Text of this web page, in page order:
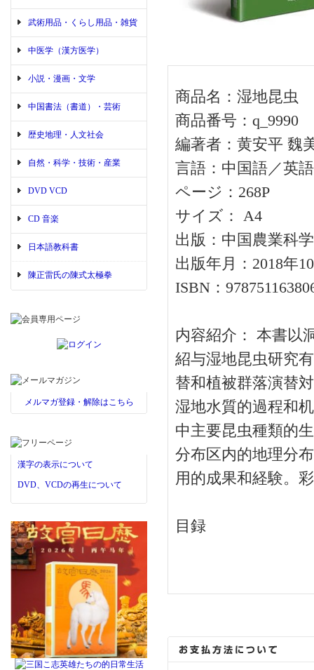
武術用品・くらし用品・雑貨
中医学（漢方医学）
小説・漫画・文学
中国書法（書道）・芸術
歴史地理・人文社会
自然・科学・技術・産業
DVD VCD
CD 音楽
日本語教科書
陳正雷氏の陳式太極拳
メルマガ登録・解除はこちら
漢字の表示について
DVD、VCDの再生について
商品名：湿地昆虫
商品番号：q_9990
編著者：黄安平 魏
言語：中国語／英語
ページ：268P
サイズ： A4
出版：中国農業科
出版年月：2018年
ISBN：
内容紹介： 本書以
紹与湿地昆虫研究
替和植被群落演替
湿地水質的過程和
中主要昆虫種類的
分布区内的地理分
用的成果和経験。
目録